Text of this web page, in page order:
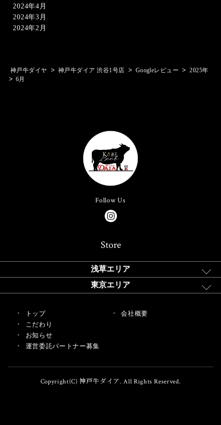
2024年4月
2024年3月
2024年2月
神戸牛ダイヤ > 神戸牛ダイア 渋谷1号店 > Googleレビュー > 2025年
> 6月
Follow Us
Store
浅草エリア
東京エリア
トップ
こだわり
お知らせ
運営委託パートナー募集
会社概要
Copyright(C) 神戸牛ダイア. All Rights Reserved.